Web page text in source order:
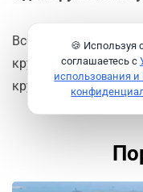
Всегда можно
круизные компании
круизов по нужным
🍪 Используя
соглашаетесь с
использования